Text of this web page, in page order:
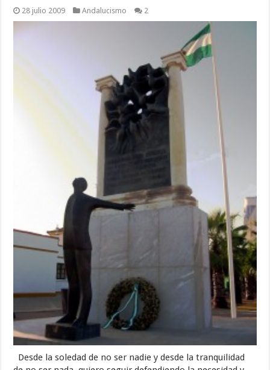
28 julio 2009 Andalucismo 2
Desde la soledad de no ser nadie y desde la tranquilidad